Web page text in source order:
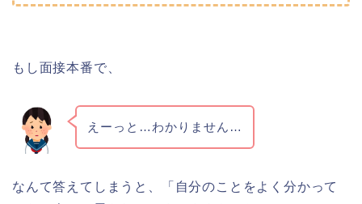
もし面接本番で、
えーっと…わかりません…
なんて答えてしまうと、「自分のことをよく分かって